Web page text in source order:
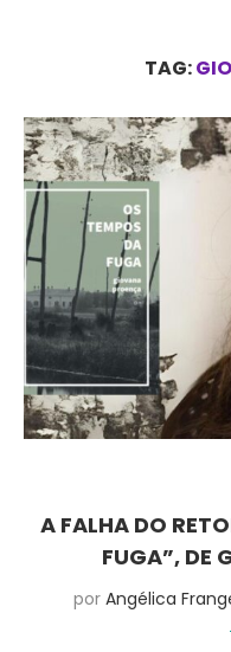
TAG:
A FALHA DO
FUGA”, DE
por Angélica